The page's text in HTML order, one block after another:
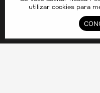
utilizar cookies para